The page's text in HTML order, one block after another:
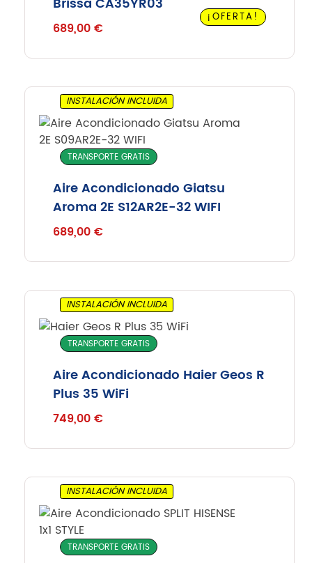
¡OFERTA!
Brissa CA35YR03
689,00€
INSTALACIÓN INCLUIDA
TRANSPORTE GRATIS
Aire Acondicionado Giatsu
Aroma 2E S12AR2E-32 WIFI
689,00€
INSTALACIÓN INCLUIDA
TRANSPORTE GRATIS
Aire Acondicionado Haier Geos R
Plus 35 WiFi
749,00€
INSTALACIÓN INCLUIDA
TRANSPORTE GRATIS